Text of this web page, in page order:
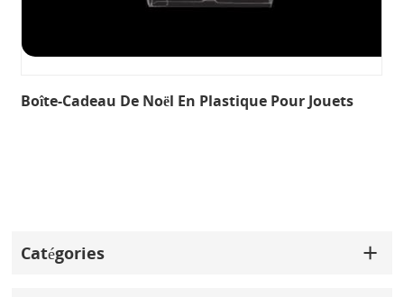
Boîte-Cadeau De Noël En Plastique Pour Jouets
Catégories